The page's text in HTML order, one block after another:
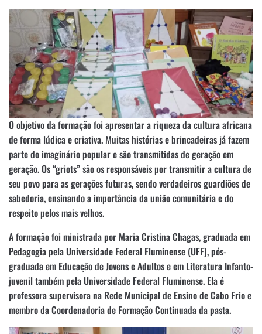
O objetivo da formação foi apresentar a riqueza da cultura africana
de forma lúdica e criativa. Muitas histórias e brincadeiras já fazem
parte do imaginário popular e são transmitidas de geração em
geração. Os “griots” são os responsáveis por transmitir a cultura de
seu povo para as gerações futuras, sendo verdadeiros guardiões de
sabedoria, ensinando a importância da união comunitária e do
respeito pelos mais velhos.
A formação foi ministrada por Maria Cristina Chagas, graduada em
Pedagogia pela Universidade Federal Fluminense (UFF), pós-
graduada em Educação de Jovens e Adultos e em Literatura Infanto-
juvenil também pela Universidade Federal Fluminense. Ela é
professora supervisora na Rede Municipal de Ensino de Cabo Frio e
membro da Coordenadoria de Formação Continuada da pasta.